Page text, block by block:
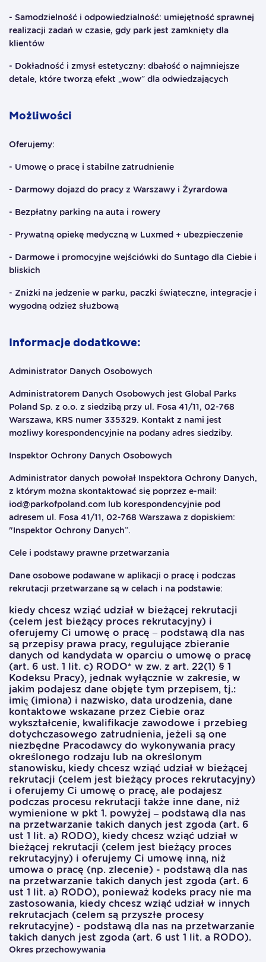
- Samodzielność i odpowiedzialność: umiejętność sprawnej
realizacji zadań w czasie, gdy park jest zamknięty dla
klientów
- Dokładność i zmysł estetyczny: dbałość o najmniejsze
detale, które tworzą efekt „wow” dla odwiedzających
Możliwości
Oferujemy:
- Umowę o pracę i stabilne zatrudnienie
- Darmowy dojazd do pracy z Warszawy i Żyrardowa
- Bezpłatny parking na auta i rowery
- Prywatną opiekę medyczną w Luxmed + ubezpieczenie
- Darmowe i promocyjne wejściówki do Suntago dla Ciebie i
bliskich
- Zniżki na jedzenie w parku, paczki świąteczne, integracje i
wygodną odzież służbową
Informacje dodatkowe:
Administrator Danych Osobowych
Administratorem Danych Osobowych jest Global Parks
Poland Sp. z o.o. z siedzibą przy ul. Fosa 41/11, 02-768
Warszawa, KRS numer 335329. Kontakt z nami jest
możliwy korespondencyjnie na podany adres siedziby.
Inspektor Ochrony Danych Osobowych
Administrator danych powołał Inspektora Ochrony Danych,
z którym można skontaktować się poprzez e-mail:
iod@parkofpoland.com lub korespondencyjnie pod
adresem ul. Fosa 41/11, 02-768 Warszawa z dopiskiem:
"Inspektor Ochrony Danych”.
Cele i podstawy prawne przetwarzania
Dane osobowe podawane w aplikacji o pracę i podczas
rekrutacji przetwarzane są w celach i na podstawie:
kiedy chcesz wziąć udział w bieżącej rekrutacji
(celem jest bieżący proces rekrutacyjny) i
oferujemy Ci umowę o pracę – podstawą dla nas
są przepisy prawa pracy, regulujące zbieranie
danych od kandydata w oparciu o umowę o pracę
(art. 6 ust. 1 lit. c) RODO* w zw. z art. 22(1) § 1
Kodeksu Pracy), jednak wyłącznie w zakresie, w
jakim podajesz dane objęte tym przepisem, tj.:
imię̨ (imiona) i nazwisko, data urodzenia, dane
kontaktowe wskazane przez Ciebie oraz
wykształcenie, kwalifikacje zawodowe i przebieg
dotychczasowego zatrudnienia, jeżeli są one
niezbędne Pracodawcy do wykonywania pracy
określonego rodzaju lub na określonym
stanowisku, kiedy chcesz wziąć udział w bieżącej
rekrutacji (celem jest bieżący proces rekrutacyjny)
i oferujemy Ci umowę o pracę, ale podajesz
podczas procesu rekrutacji także inne dane, niż
wymienione w pkt 1. powyżej – podstawą dla nas
na przetwarzanie takich danych jest zgoda (art. 6
ust 1 lit. a) RODO), kiedy chcesz wziąć udział w
bieżącej rekrutacji (celem jest bieżący proces
rekrutacyjny) i oferujemy Ci umowę inną, niż
umowa o pracę (np. zlecenie) - podstawą dla nas
na przetwarzanie takich danych jest zgoda (art. 6
ust 1 lit. a) RODO), ponieważ kodeks pracy nie ma
zastosowania, kiedy chcesz wziąć udział w innych
rekrutacjach (celem są przyszłe procesy
rekrutacyjne) - podstawą dla nas na przetwarzanie
takich danych jest zgoda (art. 6 ust 1 lit. a RODO).
Okres przechowywania